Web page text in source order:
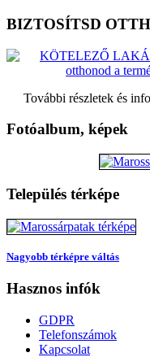
BIZTOSÍTSD
További részletek és
Fotóalbum, képek
Település térképe
Nagyobb térképre váltás
Hasznos infók
GDPR
Telefonszámok
Kapcsolat